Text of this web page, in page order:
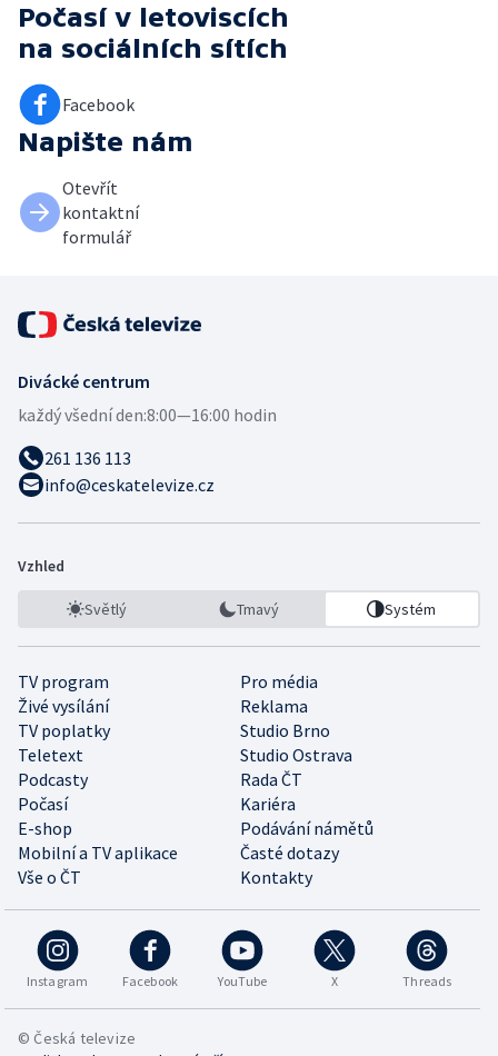
Počasí v letoviscích
na sociálních sítích
Facebook
Napište nám
Otevřít
kontaktní
formulář
Divácké centrum
každý všední den:8:00—16:00 hodin
261 136 113
info@ceskatelevize.cz
Vzhled
Světlý Tmavý Systém
TV program
Pro média
Živé vysílání
Reklama
TV poplatky
Studio Brno
Teletext
Studio Ostrava
Podcasty
Rada ČT
Počasí
Kariéra
E-shop
Podávání námětů
Mobilní a TV aplikace
Časté dotazy
Vše o ČT
Kontakty
Instagram Facebook YouTube X Threads
© Česká televize